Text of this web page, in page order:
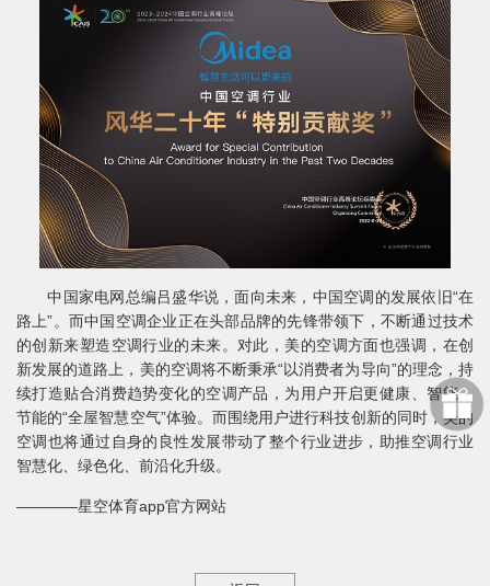
中国家电网总编吕盛华说，面向未来，中国空调的发展依旧“在
路上”。而中国空调企业正在头部品牌的先锋带领下，不断通过技术
的创新来塑造空调行业的未来。对此，美的空调方面也强调，在创
新发展的道路上，美的空调将不断秉承“以消费者为导向”的理念，持
续打造贴合消费趋势变化的空调产品，为用户开启更健康、智能、
节能的“全屋智慧空气”体验。而围绕用户进行科技创新的同时，美的
空调也将通过自身的良性发展带动了整个行业进步，助推空调行业
智慧化、绿色化、前沿化升级。
————星空体育app官方网站